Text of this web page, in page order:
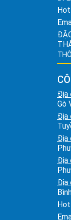
Địa
Gò
Địa
Địa
Địa
Địa